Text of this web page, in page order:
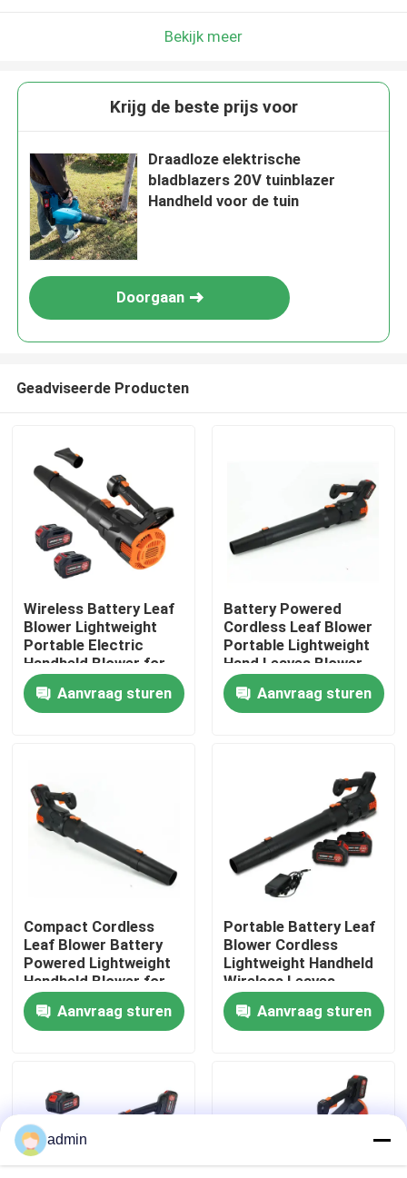
Thuis
Producten
Over ons
fabrieksdisplay
Neem contact met ons op
Vraag een offerte
Handbediend Mini Chainsaw
elektrische kettingzaag
Bekijk meer
Krijg de beste prijs voor
Draadloze elektrische
bladblazers 20V tuinblazer
Handheld voor de tuin
Doorgaan
Geadviseerde Producten
Wireless Battery Leaf
Blower Lightweight
Portable Electric
Handheld Blower for
Yard and Driveway
Aanvraag sturen
Battery Powered
Cordless Leaf Blower
Portable Lightweight
Hand Leaves Blower
for Easy Cleaning
Aanvraag sturen
Compact Cordless
Leaf Blower Battery
Powered Lightweight
Handheld Blower for
Home Garden Use
Aanvraag sturen
Portable Battery Leaf
Blower Cordless
Lightweight Handheld
Wireless Leaves
Blower for Home Yard
Use Aanvraag sturen
admin